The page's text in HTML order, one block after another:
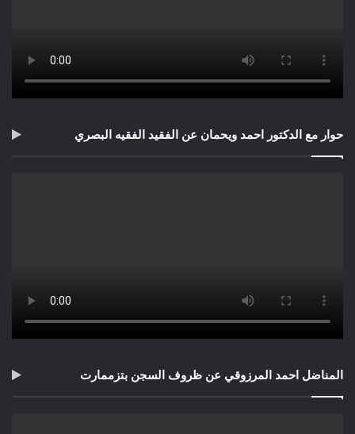
حوار مع الدكتور احمد ويحمان عن الفقيد الفقيه البصري
المناضل احمد المرزوقي عن ظروف السجن بتزممارت